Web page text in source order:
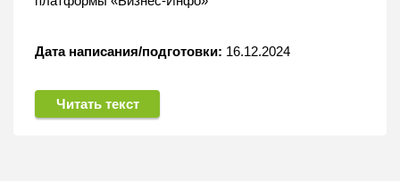
Дата написания/подготовки: 16.12.2024
Читать текст